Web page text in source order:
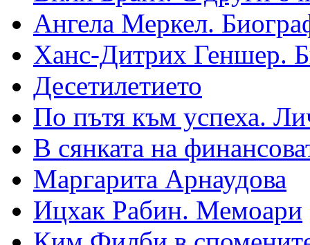
Ангела Меркел.
Ханс-Дитрих Геншер.
Десетилетието
По пътя към успеха.
В сянката на
Маргарита Арнаудова
Ицхак Рабин. Мемоари